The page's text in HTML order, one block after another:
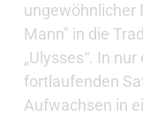
ungewöhnlicher
Mann" in die
„Ulysses“. In
fortlaufenden
Aufwachsen in